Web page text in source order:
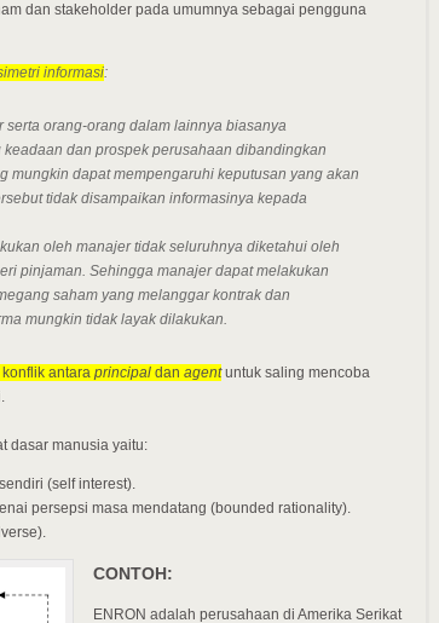
dan stakeholder pada umumnya sebagai pengguna
informasi:
serta orang-orang dalam lainnya biasanya
dan prospek perusahaan dibandingkan
mungkin dapat mempengaruhi keputusan yang akan
tidak disampaikan informasinya kepada
oleh manajer tidak seluruhnya diketahui oleh
pinjaman. Sehingga manajer dapat melakukan
saham yang melanggar kontrak dan
mungkin tidak layak dilakukan.
antara principal dan agent untuk saling mencoba
dasar manusia yaitu:
(self interest).
persepsi masa mendatang (bounded rationality).
CONTOH:
ENRON adalah perusahaan di Amerika Serikat